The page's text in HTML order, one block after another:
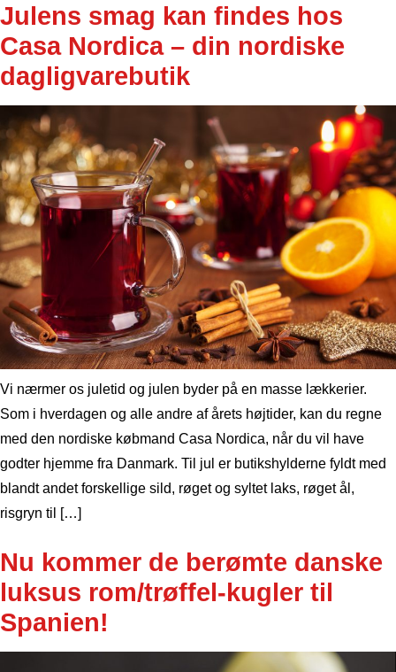
Julens smag kan findes hos
Casa Nordica – din nordiske
dagligvarebutik
Vi nærmer os juletid og julen byder på en masse lækkerier.
Som i hverdagen og alle andre af årets højtider, kan du regne
med den nordiske købmand Casa Nordica, når du vil have
godter hjemme fra Danmark. Til jul er butikshylderne fyldt med
blandt andet forskellige sild, røget og syltet laks, røget ål,
risgryn til […]
Nu kommer de berømte danske
luksus rom/trøffel-kugler til
Spanien!